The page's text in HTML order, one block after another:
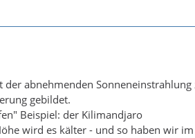
abnehmenden
gebildet.
Beispiel: der Kilimandjaro
wird es kälter - und so haben wir